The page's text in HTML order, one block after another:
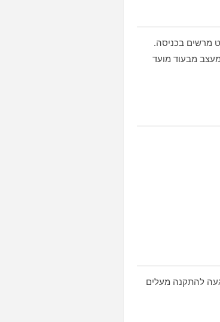
מרשים בכניסה.
מבעוד מועד
להתקנה מעלים